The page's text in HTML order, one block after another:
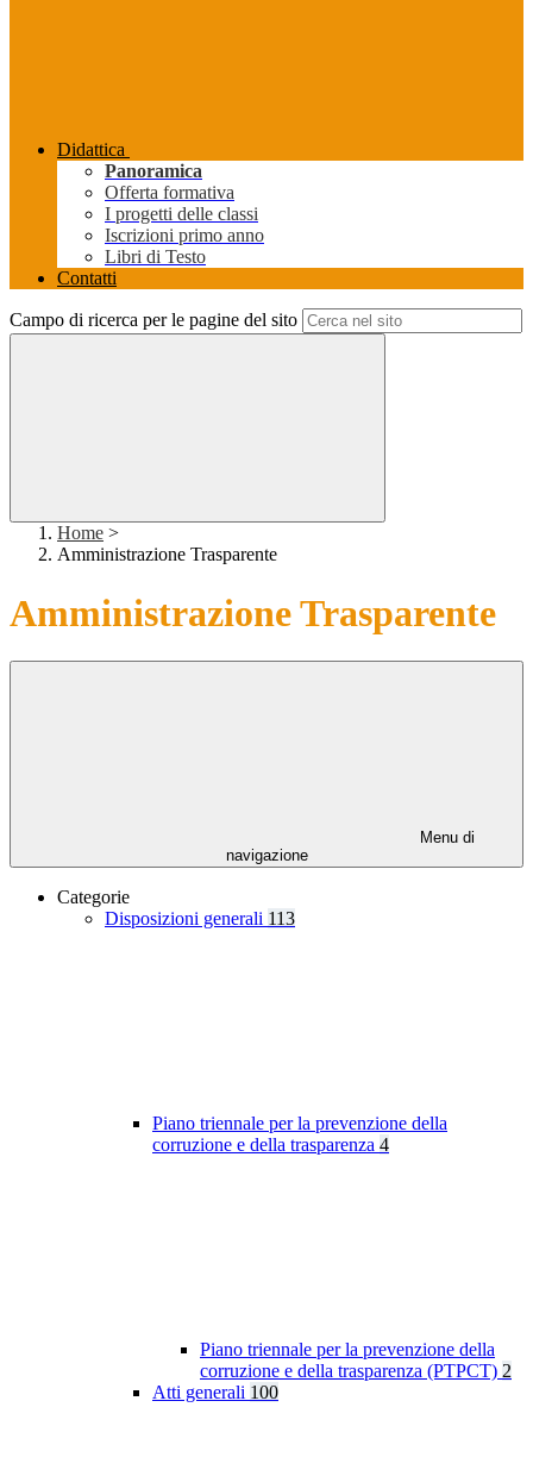
Didattica
Panoramica
Offerta formativa
I progetti delle classi
Iscrizioni primo anno
Libri di Testo
Contatti
Campo di ricerca per le pagine del sito
Home >
Amministrazione Trasparente
Amministrazione Trasparente
Menu di
navigazione
Categorie
Disposizioni generali 113
Piano triennale per la prevenzione della
corruzione e della trasparenza 4
Piano triennale per la prevenzione della
corruzione e della trasparenza (PTPCT) 2
Atti generali 100